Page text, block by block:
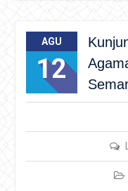
AGU
12